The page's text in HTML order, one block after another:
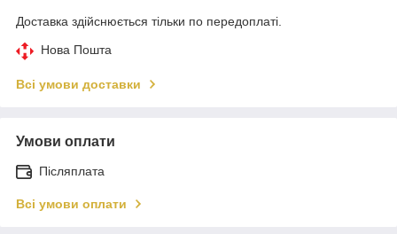
Доставка здійснюється тільки по передоплаті.
Нова Пошта
Всі умови доставки
Умови оплати
Післяплата
Всі умови оплати